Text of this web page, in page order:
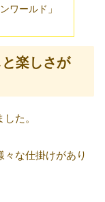
ワールド」
と楽しさが
た。
な仕掛けがあり